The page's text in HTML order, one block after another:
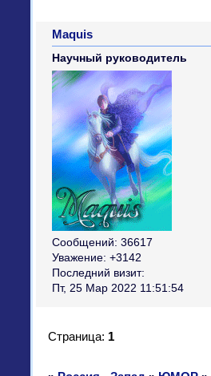
Maquis
Научный руководитель
Сообщений: 36617
Уважение: +3142
Последний визит:
Пт, 25 Мар 2022 11:51:54
Страница: 1